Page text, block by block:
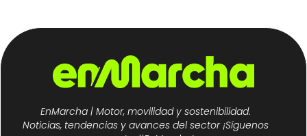
EnMarcha | Motor, movilidad y sostenibilidad.
Noticias, tendencias y avances del sector ¡Síguenos